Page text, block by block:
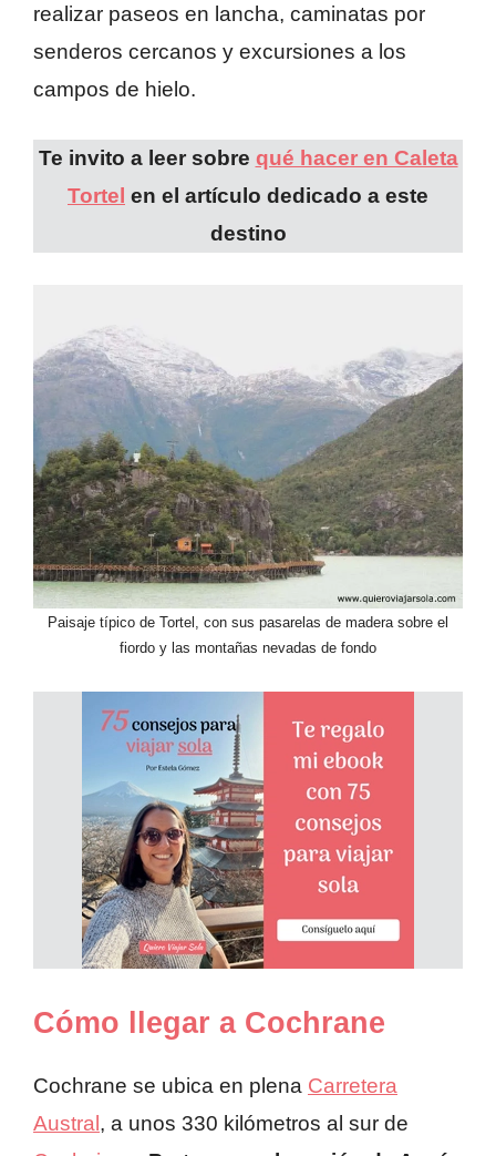
realizar paseos en lancha, caminatas por
senderos cercanos y excursiones a los
campos de hielo.
Te invito a leer sobre qué hacer en Caleta
Tortel en el artículo dedicado a este
destino
Paisaje típico de Tortel, con sus pasarelas de madera sobre el
fiordo y las montañas nevadas de fondo
Cómo llegar a Cochrane
Cochrane se ubica en plena Carretera
Austral , a unos 330 kilómetros al sur de